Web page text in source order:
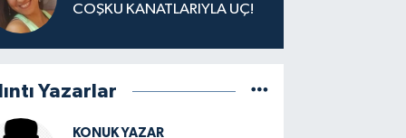
COŞKU KANATLARIYLA UÇ!
Yazarlar
KONUK YAZAR